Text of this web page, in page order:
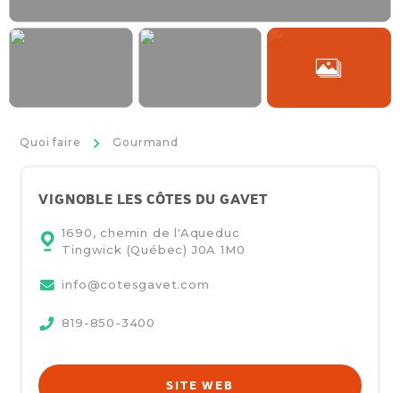
Quoi faire >
Gourmand
VIGNOBLE LES CÔTES DU GAVET
1690, chemin de l'Aqueduc
Tingwick (Québec) J0A 1M0
info@cotesgavet.com
819-850-3400
SITE WEB